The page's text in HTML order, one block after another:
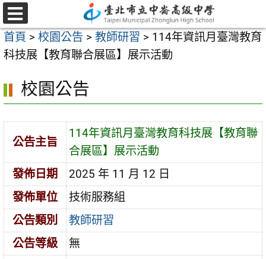
跳
至
主
要
容
選
單
首頁 > 校園公告 > 教師研習 > 114年資訊月臺灣教育
科技展【教育聯合展區】展示活動
校園公告
公告主旨
114年資訊月臺灣教育科技展【教育聯
合展區】展示活動
發佈日期
2025 年 11 月 12 日
發佈單位
技術服務組
公告類別
教師研習
公告等級
無